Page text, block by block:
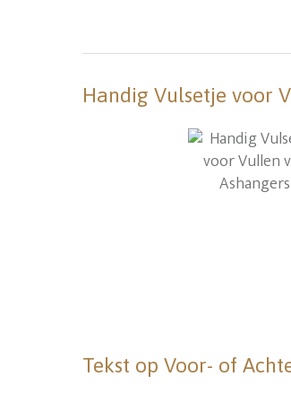
Handig Vulsetje voor
Tekst op Voor- of